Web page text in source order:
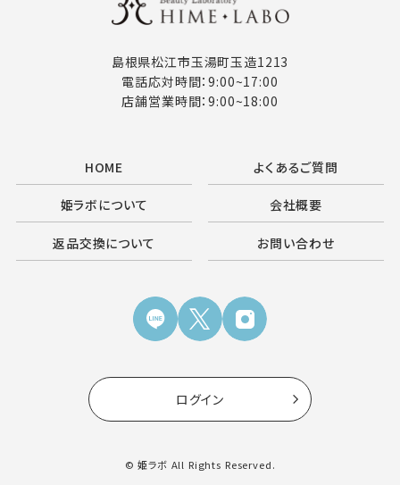
島根県松江市玉湯町玉造1213
電話応対時間：9:00~17:00
店舗営業時間：9:00~18:00
HOME よくあるご質問
姫ラボについて 会社概要
返品交換について お問い合わせ
ログイン
© 姫ラボ All Rights Reserved.